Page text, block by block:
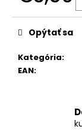
cena:
Kategória:
EAN:
Opýtať sa
r
ú
č
a
m